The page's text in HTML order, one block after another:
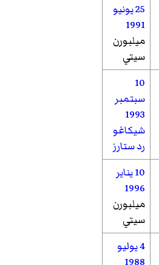
25 يونيو
1991
ميلبورن
سيتي
10
سبتمبر
1993
شيكاغو
رد ستارز
10 يناير
1996
ميلبورن
سيتي
4 يوليو